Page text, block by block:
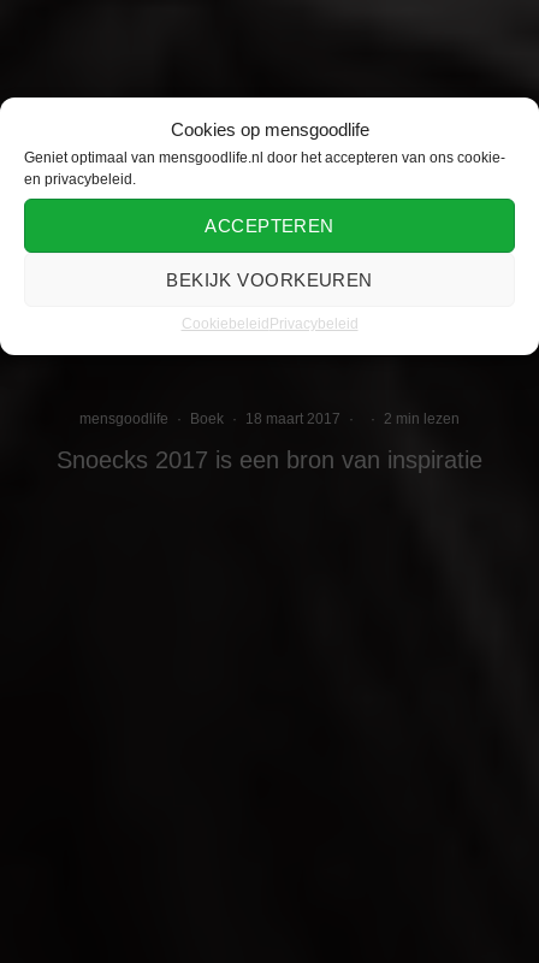
Cookies op mensgoodlife
Geniet optimaal van mensgoodlife.nl door het accepteren van ons cookie-
en privacybeleid.
ACCEPTEREN
BEKIJK VOORKEUREN
Cookiebeleid Privacybeleid
mensgoodlife · Boek · 18 maart 2017 · · 2 min lezen
Snoecks 2017 is een bron van inspiratie